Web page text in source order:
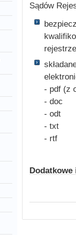
Sądów
- pdf (z
- doc
- odt
- txt
- rtf